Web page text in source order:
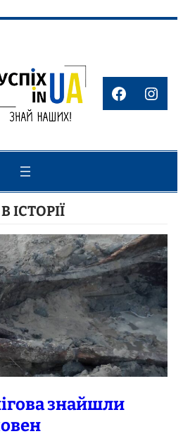
ІСТОРІЇ
знайшли